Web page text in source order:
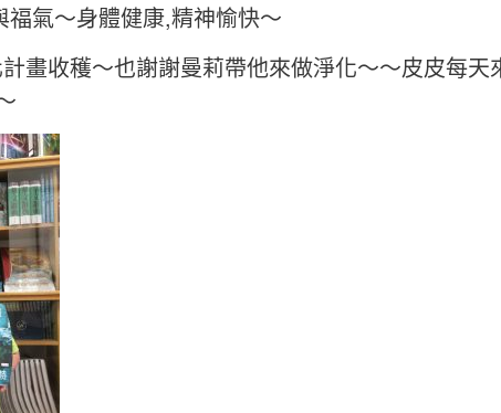
氣～身體健康,精神愉快～
計畫收穫～也謝謝曼莉帶他來做淨化～～皮皮每